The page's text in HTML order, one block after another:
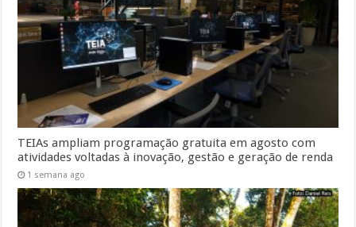
TEIAs ampliam programação gratuita em agosto com
atividades voltadas à inovação, gestão e geração de renda
1 semana ago